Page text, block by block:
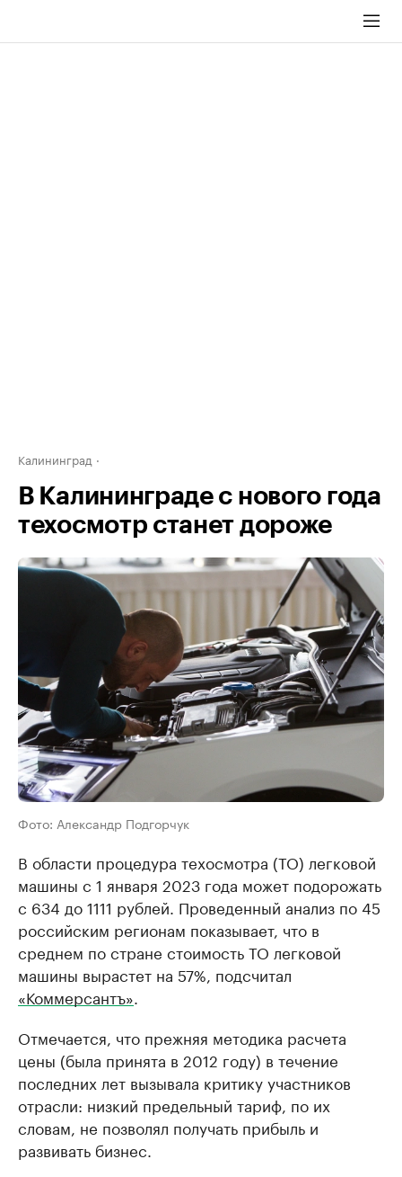
Калининград
В Калининграде с нового года
техосмотр станет дороже
Фото: Александр Подгорчук
В области процедура техосмотра (ТО) легковой
машины с 1 января 2023 года может подорожать
с 634 до 1111 рублей. Проведенный анализ по 45
российским регионам показывает, что в
среднем по стране стоимость ТО легковой
машины вырастет на 57%, подсчитал
«Коммерсантъ»
Отмечается, что прежняя методика расчета
цены (была принята в 2012 году) в течение
последних лет вызывала критику участников
отрасли: низкий предельный тариф, по их
словам, не позволял получать прибыль и
развивать бизнес.